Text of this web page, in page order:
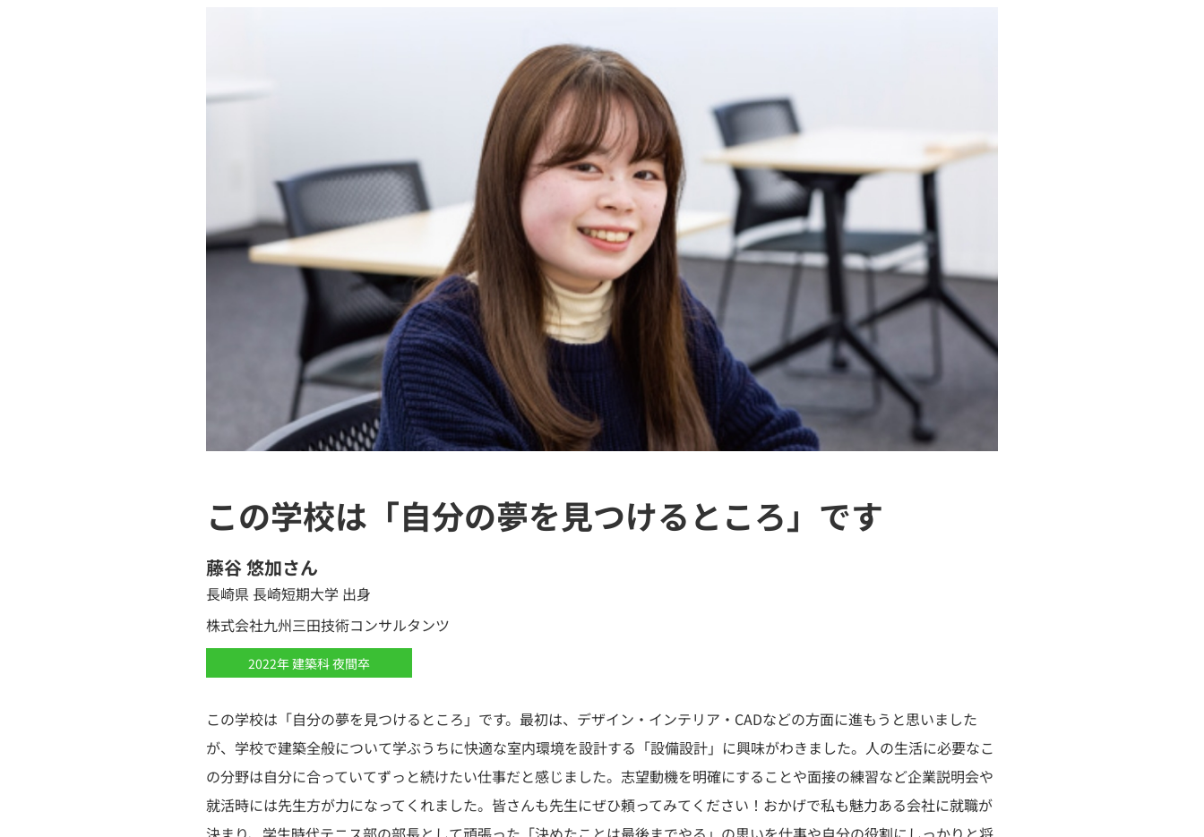
この学校は「自分の夢を見つけるところ」です
藤谷 悠加さん
長崎県 長崎短期大学 出身
株式会社九州三田技術コンサルタンツ
2022年 建築科 夜間卒
この学校は「自分の夢を見つけるところ」です。最初は、デザイン・インテリア・CADなどの方面に進もうと思いました
が、学校で建築全般について学ぶうちに快適な室内環境を設計する「設備設計」に興味がわきました。人の生活に必要なこ
の分野は自分に合っていてずっと続けたい仕事だと感じました。志望動機を明確にすることや面接の練習など企業説明会や
就活時には先生方が力になってくれました。皆さんも先生にぜひ頼ってみてください！おかげで私も魅力ある会社に就職が